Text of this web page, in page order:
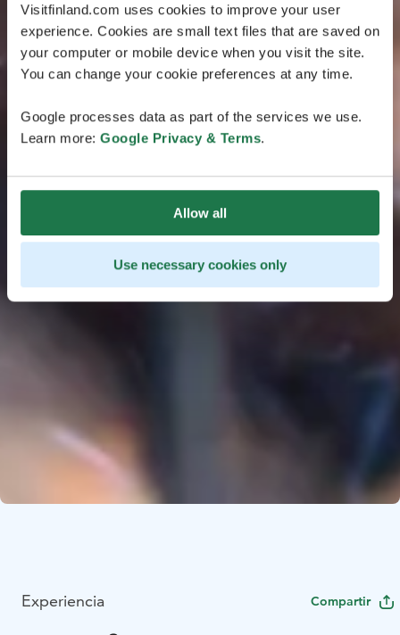
Visitfinland.com uses cookies to improve your user
experience. Cookies are small text files that are saved on
your computer or mobile device when you visit the site.
You can change your cookie preferences at any time.
Google processes data as part of the services we use.
Learn more: Google Privacy & Terms.
Allow all
Use necessary cookies only
Experiencia Compartir